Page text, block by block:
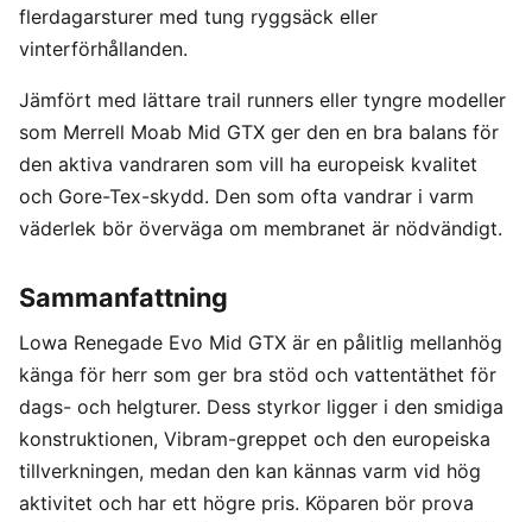
flerdagarsturer med tung ryggsäck eller
vinterförhållanden.
Jämfört med lättare trail runners eller tyngre modeller
som Merrell Moab Mid GTX ger den en bra balans för
den aktiva vandraren som vill ha europeisk kvalitet
och Gore-Tex-skydd. Den som ofta vandrar i varm
väderlek bör överväga om membranet är nödvändigt.
Sammanfattning
Lowa Renegade Evo Mid GTX är en pålitlig mellanhög
känga för herr som ger bra stöd och vattentäthet för
dags- och helgturer. Dess styrkor ligger i den smidiga
konstruktionen, Vibram-greppet och den europeiska
tillverkningen, medan den kan kännas varm vid hög
aktivitet och har ett högre pris. Köparen bör prova